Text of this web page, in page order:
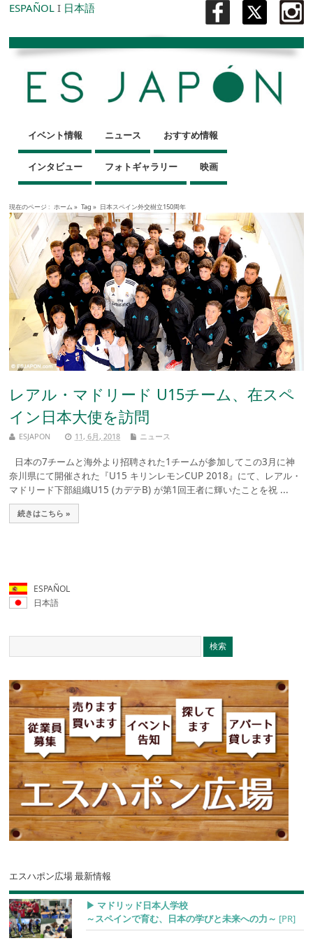
ESPAÑOL I 日本語
イベント情報 ニュース おすすめ情報
インタビュー フォトギャラリー 映画
現在のページ : ホーム » Tag » 日本スペイン外交樹立150周年
レアル・マドリード U15チーム、在スペ
イン日本大使を訪問
ESJAPON 11, 6月, 2018 ニュース
日本の7チームと海外より招聘された1チームが参加してこの3月に神
奈川県にて開催された『U15 キリンレモンCUP 2018』にて、レアル・
マドリード下部組織U15 (カデテB) が第1回王者に輝いたことを祝 ...
続きはこちら »
ESPAÑOL
日本語
エスハポン広場 最新情報
▶︎ マドリッド日本人学校
～スペインで育む、日本の学びと未来への力～ [PR]